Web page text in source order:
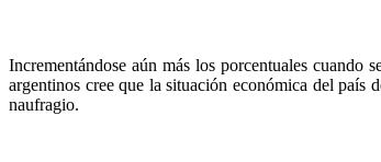
Incrementándose aún más los porcentuales
argentinos cree que la situación económica del país
naufragio.